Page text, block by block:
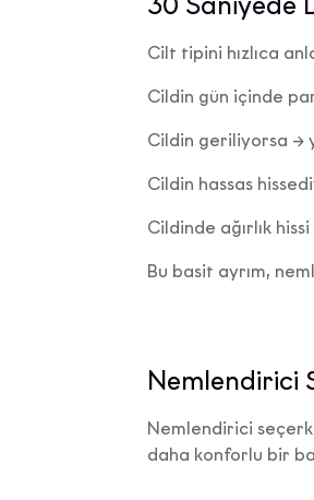
Cilt tipini hızlıca
Cildin gün içinde
Cildin geriliyorsa →
Cildin hassas
Cildinde ağırlık
Bu basit ayrım,
Nemlendirici
Nemlendirici
daha konforlu bir
Yetkili